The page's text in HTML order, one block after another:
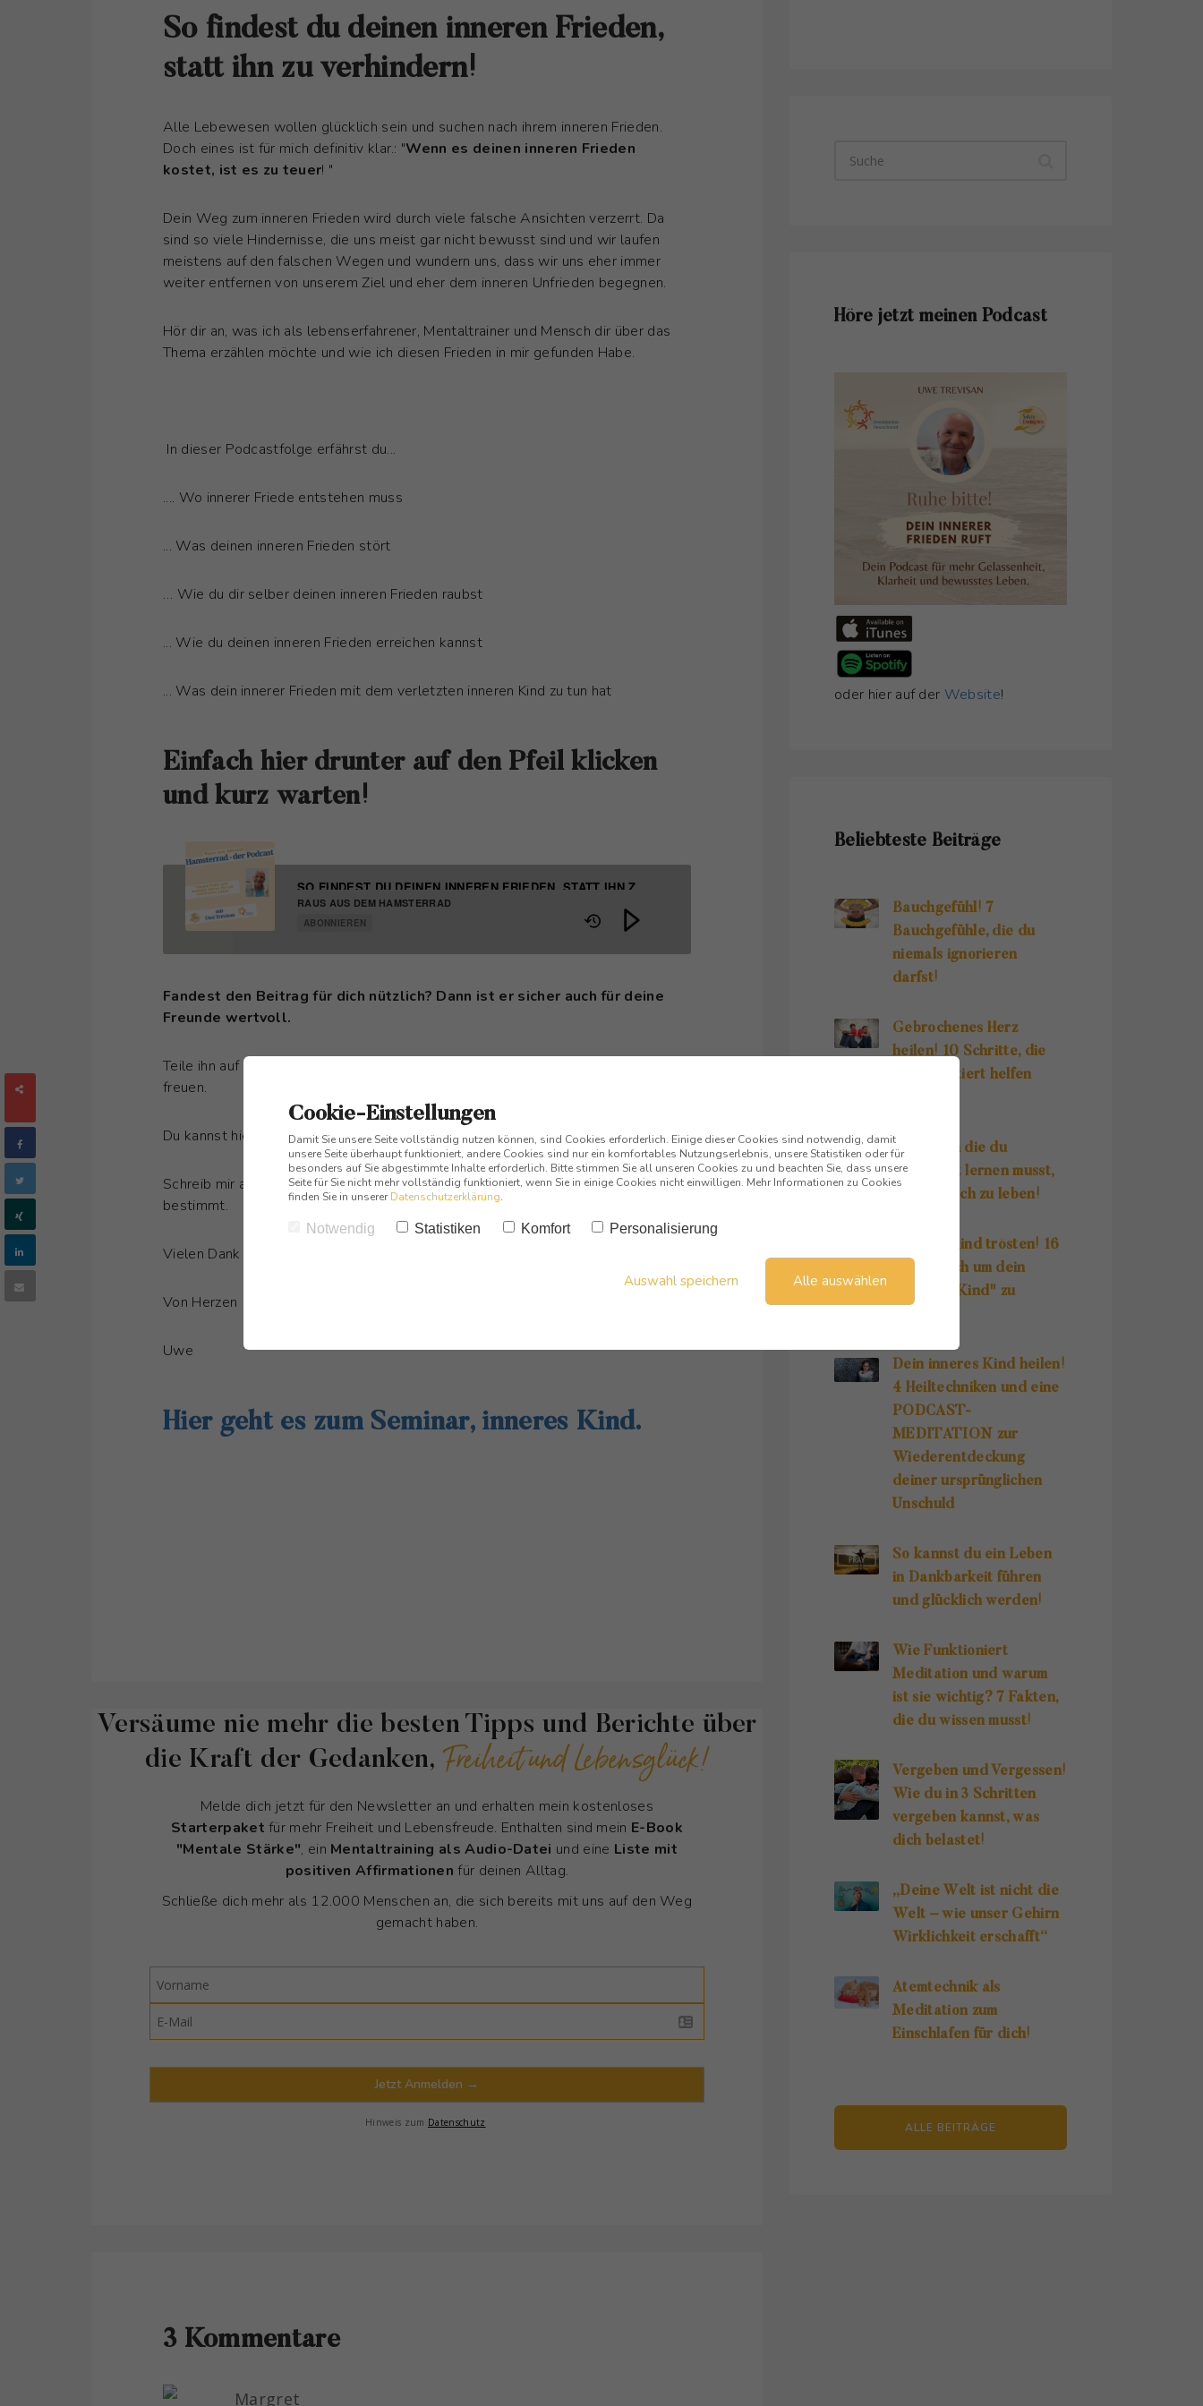
So findest du deinen inneren Frieden,
statt ihn zu verhindern!
Alle Lebewesen wollen glücklich sein und suchen nach ihrem inneren Frieden.
Doch eines ist für mich definitiv klar.: "Wenn es deinen inneren Frieden
kostet, ist es zu teuer! "
Dein Weg zum inneren Frieden wird durch viele falsche Ansichten verzerrt. Da
sind so viele Hindernisse, die uns meist gar nicht bewusst sind und wir laufen
meistens auf den falschen Wegen und wundern uns, dass wir uns eher immer
weiter entfernen von unserem Ziel und eher dem inneren Unfrieden begegnen.
Hör dir an, was ich als lebenserfahrener, Mentaltrainer und Mensch dir über das
Thema erzählen möchte und wie ich diesen Frieden in mir gefunden Habe.
In dieser Podcastfolge erfährst du...
.... Wo innerer Friede entstehen muss
... Was deinen inneren Frieden stört
… Wie du dir selber deinen inneren Frieden raubst
... Wie du deinen inneren Frieden erreichen kannst
... Was dein innerer Frieden mit dem verletzten inneren Kind zu tun hat
Einfach hier drunter auf den Pfeil klicken
und kurz warten!
RAUS AUS DEM HAMSTERRAD
ABONNIEREN
SO FINDEST DU DEINEN INNEREN FRIEDEN, STATT IHN ZU VERHINDERN!
Fandest den Beitrag für dich nützlich? Dann ist er sicher auch für deine
Freunde wertvoll.
Teile ihn auf Facebook, Twitter oder Instagram und ich würde mich sehr darüber
freuen.
Du kannst hier noch meinen Newsletter abonnieren.
Schreib mir auch gerne einen Kommentar hier drunter, ich antworte dir ganz
bestimmt.
Vielen Dank dafür!
Von Herzen
Uwe
Hier geht es zum Seminar, inneres Kind.
Versäume nie mehr die besten Tipps und Berichte über
die Kraft der Gedanken, Freiheit und Lebensglück!
Melde dich jetzt für den Newsletter an und erhalten mein kostenloses
Starterpaket für mehr Freiheit und Lebensfreude. Enthalten sind mein E-Book
"Mentale Stärke", ein Mentaltraining als Audio-Datei und eine Liste mit
positiven Affirmationen für deinen Alltag.
Schließe dich mehr als 12.000 Menschen an, die sich bereits mit uns auf den Weg
gemacht haben.
Jetzt Anmelden →
Hinweis zum Datenschutz
3 Kommentare
Margret
Höre jetzt meinen Podcast
oder hier auf der Website!
Beliebteste Beiträge
Bauchgefühl! 7
Bauchgefühle, die du
niemals ignorieren
darfst!
Gebrochenes Herz
heilen! 10 Schritte, die
dir garantiert helfen
10 Regeln die du
unbedingt lernen musst,
um glücklich zu leben!
Inneres Kind trösten! 16
Wege, dich um dein
"Inneres Kind" zu
Dein inneres Kind heilen!
4 Heiltechniken und eine
PODCAST-
MEDITATION zur
Wiederentdeckung
deiner ursprünglichen
Unschuld
So kannst du ein Leben
in Dankbarkeit führen
und glücklich werden!
Wie Funktioniert
Meditation und warum
ist sie wichtig? 7 Fakten,
die du wissen musst!
Vergeben und Vergessen!
Wie du in 3 Schritten
vergeben kannst, was
dich belastet!
„Deine Welt ist nicht die
Welt – wie unser Gehirn
Wirklichkeit erschafft“
Atemtechnik als
Meditation zum
Einschlafen für dich!
ALLE BEITRÄGE
Cookie-Einstellungen
Damit Sie unsere Seite vollständig nutzen können, sind Cookies erforderlich. Einige dieser Cookies sind notwendig, damit
unsere Seite überhaupt funktioniert, andere Cookies sind nur ein komfortables Nutzungserlebnis, unsere Statistiken oder für
besonders auf Sie abgestimmte Inhalte erforderlich. Bitte stimmen Sie all unseren Cookies zu und beachten Sie, dass unsere
Seite für Sie nicht mehr vollständig funktioniert, wenn Sie in einige Cookies nicht einwilligen. Mehr Informationen zu Cookies
finden Sie in unsererDatenschutzerklärung.
Notwendig Statistiken Komfort Personalisierung
Auswahl speichern Alle auswählen